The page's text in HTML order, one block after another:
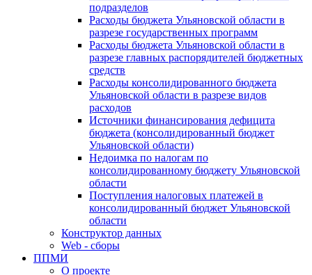
подразделов
Расходы бюджета Ульяновской области в
разрезе государственных программ
Расходы бюджета Ульяновской области в
разрезе главных распорядителей бюджетных
средств
Расходы консолидированного бюджета
Ульяновской области в разрезе видов
расходов
Источники финансирования дефицита
бюджета (консолидированный бюджет
Ульяновской области)
Недоимка по налогам по
консолидированному бюджету Ульяновской
области
Поступления налоговых платежей в
консолидированный бюджет Ульяновской
области
Конструктор данных
Web - сборы
ППМИ
О проекте